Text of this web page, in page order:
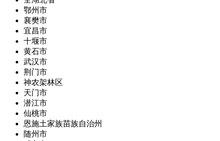
鄂州市
襄樊市
宜昌市
十堰市
黄石市
武汉市
荆门市
神农架林区
天门市
潜江市
仙桃市
恩施土家族苗族自治州
随州市